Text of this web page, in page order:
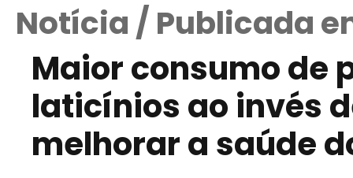
Notícia / Publicada
Maior consumo de
laticínios ao invés
melhorar a saúde